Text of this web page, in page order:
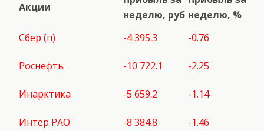
Акции
неделю, руб неделю, %
Сбер (п)
-4 395.3 -0.76
Роснефть -10 722.1 -2.25
Инарктика -5 659.2 -1.14
Интер РАО -8 384.8 -1.46